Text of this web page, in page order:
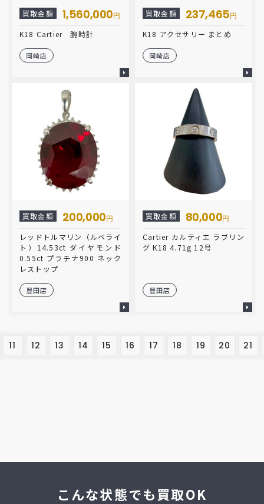
買取金額 1,560,000円
K18 Cartier 腕時計
岡崎店
買取金額 237,465円
K18 アクセサリー まとめ
岡崎店
買取金額 200,000円
レッドトルマリン（ルベライ
ト）14.53ct ダイヤモンド
0.55ct プラチナ900 ネック
レストップ
豊田店
買取金額 80,000円
Cartier カルティエ ラブリン
グ K18 4.71g 12号
豊田店
11 12 13 14 15 16 17 18 19 20 21
こんな状態でも買取OK